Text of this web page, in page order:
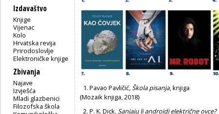
Izdavaštvo
Knjige
Vijenac
Kolo
Hrvatska revija
Prirodoslovlje
Elektroničke knjige
Zbivanja
Najave
Izvješća
Mladi glazbenici
Filozofska škola
1. Pavao Pavličić,Škola pisanja, knjiga
(Mozaik knjiga, 2018)
2. P. K. Dick,Sanjaju li androidi električne ovce?